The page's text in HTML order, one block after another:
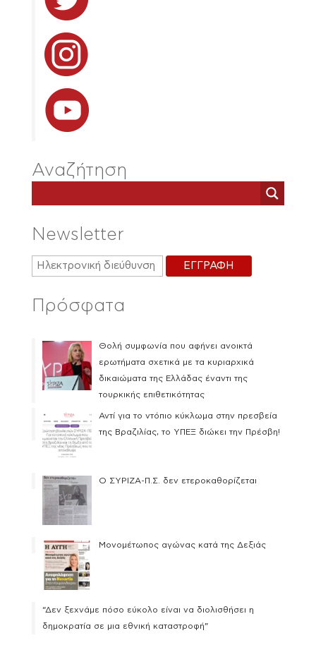
Αναζήτηση
Newsletter
Πρόσφατα
Θολή συμφωνία που αφήνει ανοικτά
ερωτήματα σχετικά με τα κυριαρχικά
δικαιώματα της Ελλάδας έναντι της
τουρκικής επιθετικότητας
Αντί για το ντόπιο κύκλωμα στην πρεσβεία
της Βραζιλίας, το ΥΠΕΞ διώκει την Πρέσβη!
Ο ΣΥΡΙΖΑ-Π.Σ. δεν ετεροκαθορίζεται
Μονομέτωπος αγώνας κατά της Δεξιάς
“Δεν ξεχνάμε πόσο εύκολο είναι να διολισθήσει η
δημοκρατία σε μια εθνική καταστροφή”